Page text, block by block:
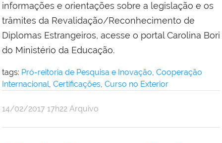
informações e orientações sobre a legislação e os
trâmites da Revalidação/Reconhecimento de
Diplomas Estrangeiros, acesse o portal Carolina Bori
do Ministério da Educação.
tags: Pró-reitoria de Pesquisa e Inovação, Cooperação
Internacional, Certificações, Curso no Exterior
por
publicado
14/02/2017 17h22 Arquivo